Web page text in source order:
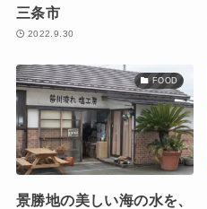
三条市
2022.9.30
FOOD
景勝地の美しい海の水を、